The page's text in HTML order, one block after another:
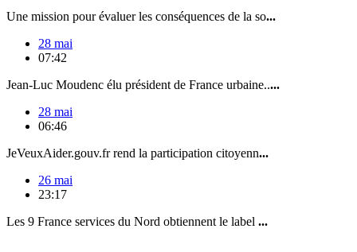
Une mission pour évaluer les conséquences de la so...
28 mai
07:42
Jean-Luc Moudenc élu président de France urbaine.....
28 mai
06:46
JeVeuxAider.gouv.fr rend la participation citoyenn...
26 mai
23:17
Les 9 France services du Nord obtiennent le label ...